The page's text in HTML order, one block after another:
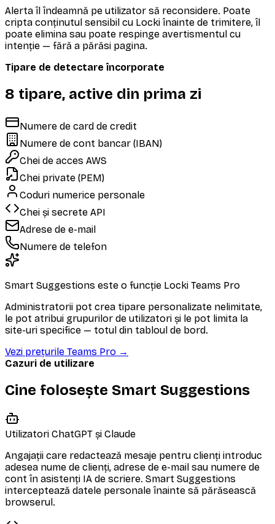
Alerta îl îndeamnă pe utilizator să reconsidere. Poate
cripta conținutul sensibil cu Locki înainte de trimitere, îl
poate elimina sau poate respinge avertismentul cu
intenție — fără a părăsi pagina.
Tipare de detectare încorporate
8 tipare, active din prima zi
Numere de card de credit
Numere de cont bancar (IBAN)
Chei de acces AWS
Chei private (PEM)
Coduri numerice personale
Chei și secrete API
Adrese de e-mail
Numere de telefon
Smart Suggestions este o funcție Locki Teams Pro
Administratorii pot crea tipare personalizate nelimitate,
le pot atribui grupurilor de utilizatori și le pot limita la
site-uri specifice — totul din tabloul de bord.
Vezi prețurile Teams Pro →
Cazuri de utilizare
Cine folosește Smart Suggestions
Utilizatori ChatGPT și Claude
Angajații care redactează mesaje pentru clienți introduc
adesea nume de clienți, adrese de e-mail sau numere de
cont în asistenți IA de scriere. Smart Suggestions
interceptează datele personale înainte să părăsească
browserul.